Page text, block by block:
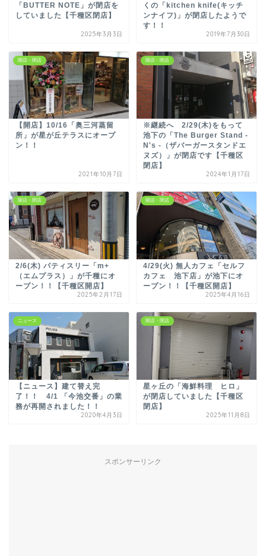
「BUTTER NOTE」が閉店を
していました【千種区閉店】
2025年3月3日
くの「kitchen knife(キッチ
ンナイフ)」が閉店したようで
す！！
2019年7月30日
開店・閉店
【開店】10/16「奥三河蒸留
所」が星が丘テラスにオープ
ン！！
2021年10月7日
開店・閉店
※継続へ 2/29(木)をもって
池下の「The Burger Stand -
N's -（ザバーガースタンドエ
ヌズ）」が閉店です【千種区
閉店】
2024年1月17日
開店・閉店
2/6(木) パティスリー「m+
（エムプラス）」が千種にオ
ープン！！【千種区開店】
2025年2月17日
開店・閉店
4/29(火) 無人カフェ「セルフ
カフェ 池下店」が池下にオ
ープン！！【千種区開店】
2025年4月16日
ニュース
【ニュース】建て替え完
了！！ 4/1 「今池交番」の業
務が再開されました！！
2020年4月3日
開店・閉店
星ヶ丘の「海鮮料理 ヒロ」
が閉店していました【千種区
閉店】
2025年11月8日
スポンサーリンク